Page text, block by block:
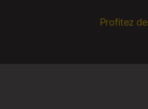
Profitez